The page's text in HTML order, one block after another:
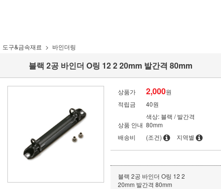
도구&금속재료 바인더링
블랙 2공 바인더 O링 12 2 20mm 발간격 80mm
상품가 2,000원
적립금
40원
상품 안내
색상: 블랙 / 발간격
80mm
배송비
(조건) 지역별
블랙 2공 바인더 O링 12 2
20mm 발간격 80mm